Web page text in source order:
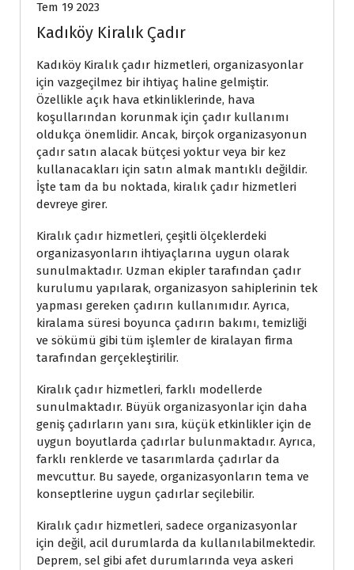
Tem 19 2023
Kadıköy Kiralık Çadır
Kadıköy Kiralık çadır hizmetleri, organizasyonlar
için vazgeçilmez bir ihtiyaç haline gelmiştir.
Özellikle açık hava etkinliklerinde, hava
koşullarından korunmak için çadır kullanımı
oldukça önemlidir. Ancak, birçok organizasyonun
çadır satın alacak bütçesi yoktur veya bir kez
kullanacakları için satın almak mantıklı değildir.
İşte tam da bu noktada, kiralık çadır hizmetleri
devreye girer.
Kiralık çadır hizmetleri, çeşitli ölçeklerdeki
organizasyonların ihtiyaçlarına uygun olarak
sunulmaktadır. Uzman ekipler tarafından çadır
kurulumu yapılarak, organizasyon sahiplerinin tek
yapması gereken çadırın kullanımıdır. Ayrıca,
kiralama süresi boyunca çadırın bakımı, temizliği
ve sökümü gibi tüm işlemler de kiralayan firma
tarafından gerçekleştirilir.
Kiralık çadır hizmetleri, farklı modellerde
sunulmaktadır. Büyük organizasyonlar için daha
geniş çadırların yanı sıra, küçük etkinlikler için de
uygun boyutlarda çadırlar bulunmaktadır. Ayrıca,
farklı renklerde ve tasarımlarda çadırlar da
mevcuttur. Bu sayede, organizasyonların tema ve
konseptlerine uygun çadırlar seçilebilir.
Kiralık çadır hizmetleri, sadece organizasyonlar
için değil, acil durumlarda da kullanılabilmektedir.
Deprem, sel gibi afet durumlarında veya askeri